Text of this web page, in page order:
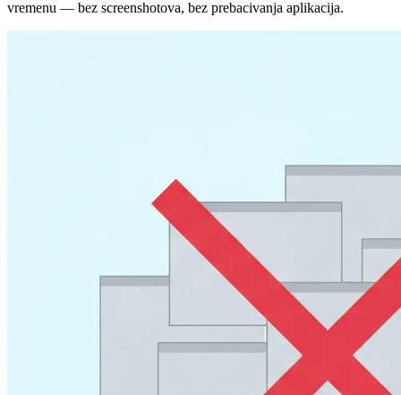
vremenu — bez screenshotova, bez prebacivanja aplikacija.